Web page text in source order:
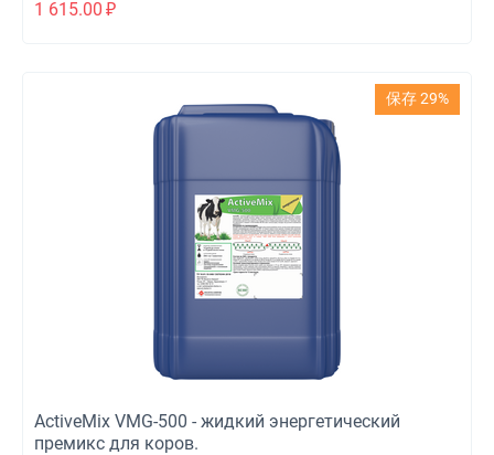
1 615.00 ₽
保存 29%
ActiveMix VMG-500 - жидкий энергетический
премикс для коров.